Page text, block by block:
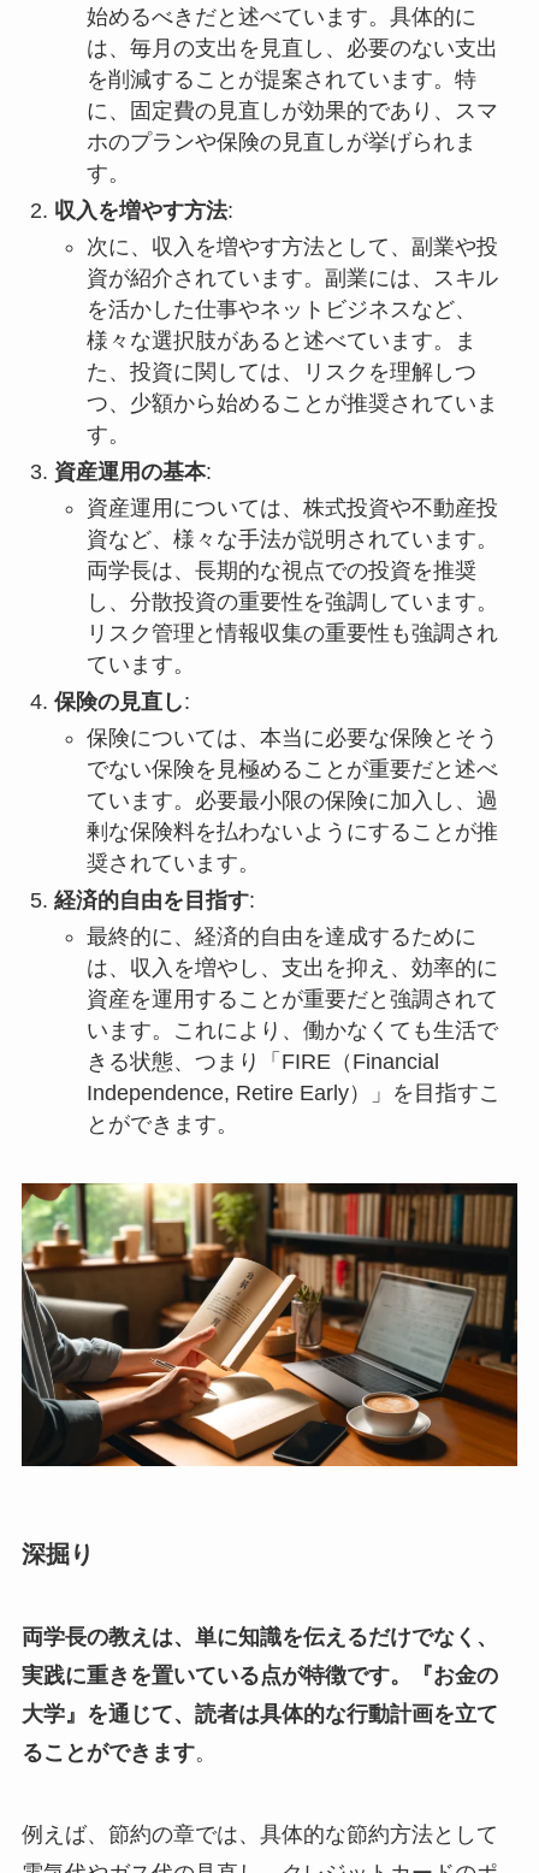
始めるべきだと述べています。具体的に
は、毎月の支出を見直し、必要のない支出
を削減することが提案されています。特
に、固定費の見直しが効果的であり、スマ
ホのプランや保険の見直しが挙げられま
す。
収入を増やす方法:
次に、収入を増やす方法として、副業や投
資が紹介されています。副業には、スキル
を活かした仕事やネットビジネスなど、
様々な選択肢があると述べています。ま
た、投資に関しては、リスクを理解しつ
つ、少額から始めることが推奨されていま
す。
資産運用の基本:
資産運用については、株式投資や不動産投
資など、様々な手法が説明されています。
両学長は、長期的な視点での投資を推奨
し、分散投資の重要性を強調しています。
リスク管理と情報収集の重要性も強調され
ています。
保険の見直し:
保険については、本当に必要な保険とそう
でない保険を見極めることが重要だと述べ
ています。必要最小限の保険に加入し、過
剰な保険料を払わないようにすることが推
奨されています。
経済的自由を目指す:
最終的に、経済的自由を達成するために
は、収入を増やし、支出を抑え、効率的に
資産を運用することが重要だと強調されて
います。これにより、働かなくても生活で
きる状態、つまり「FIRE（Financial
Independence, Retire Early）」を目指すこ
とができます。
深掘り
両学長の教えは、単に知識を伝えるだけでなく、
実践に重きを置いている点が特徴です。『お金の
大学』を通じて、読者は具体的な行動計画を立て
ることができます。
例えば、節約の章では、具体的な節約方法として